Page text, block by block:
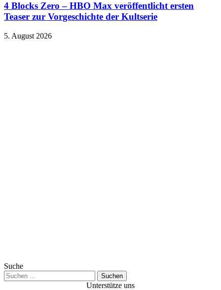
4 Blocks Zero – HBO Max veröffentlicht ersten
Teaser zur Vorgeschichte der Kultserie
5. August 2026
Suche
Suchen
nach:
Unterstütze uns